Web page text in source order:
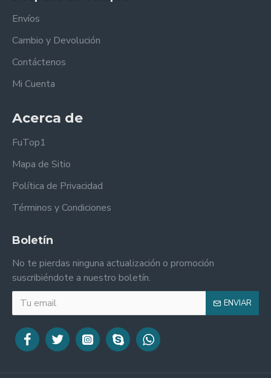
Envíos
Cambio y Devolución
Contáctenos
Mi Cuenta
Acerca de
FuTop1
Mapa de Sitio
Política de Privacidad
Términos y Condiciones
Boletín
No te pierdas ninguna actualización o promoción
suscribiéndote a nuestro boletín.
ENVIAR